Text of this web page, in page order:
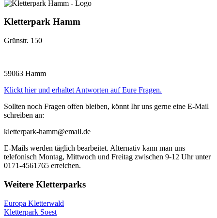
Kletterpark Hamm
Grünstr. 150
59063 Hamm
Klickt hier und erhaltet Antworten auf Eure Fragen.
Sollten noch Fragen offen bleiben, könnt Ihr uns gerne eine E-Mail
schreiben an:
kletterpark-hamm@email.de
E-Mails werden täglich bearbeitet. Alternativ kann man uns
telefonisch Montag, Mittwoch und Freitag zwischen 9-12 Uhr unter
0171-4561765 erreichen.
Weitere Kletterparks
Europa Kletterwald
Kletterpark Soest